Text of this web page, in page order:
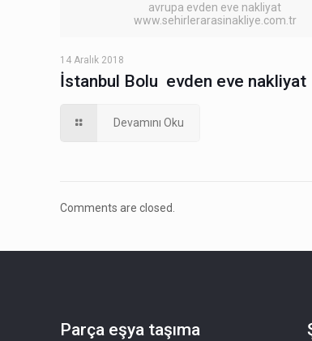
avrupa evden eve nakliyat
www.sehirlerarasinakliye.com.tr
14 Aralık 2018
İstanbul Bolu evden eve nakliyat
Devamını Oku
Comments are closed.
Parça eşya taşıma